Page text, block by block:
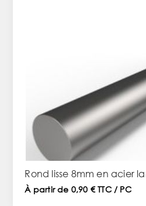
Rond lisse 8mm en acier
À partir de 0,90 € TTC / PC